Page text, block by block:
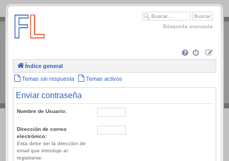
.
Búsqueda avanzada
Índice general
Temas sin respuesta Temas activos
Enviar contraseña
Nombre de Usuario:
Dirección de correo
electrónico:
Esta debe ser la dirección de
email que introdujo al
registrarse.